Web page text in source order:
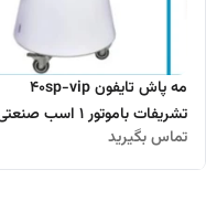
مه پاش تایفون 40sp-vip
تشریفات باموتور ۱ اسب صنعتی
تماس بگیرید